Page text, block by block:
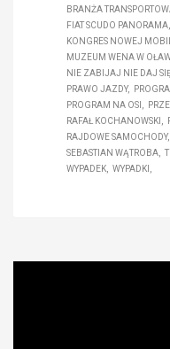
BRANŻA
FIAT SCUDO PANORAMA
KONGRES NOWEJ
MUZEUM WENA W
NIE ZABIJAJ NIE DAJ
PRAWO JAZDY
PROGRAM NA OSI
RAFAŁ KOCHANOWSKI
RAJDOWE SAMOCHODY
SEBASTIAN WĄTROBA
WYPADEK
WYPADKI